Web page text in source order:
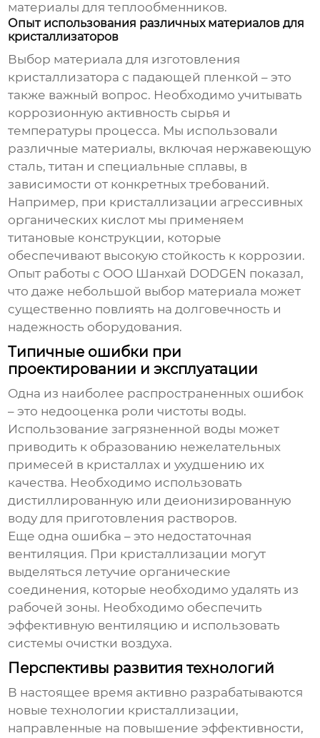
материалы для теплообменников.
Опыт использования различных материалов для
кристаллизаторов
Выбор материала для изготовления
кристаллизатора с падающей пленкой – это
также важный вопрос. Необходимо учитывать
коррозионную активность сырья и
температуры процесса. Мы использовали
различные материалы, включая нержавеющую
сталь, титан и специальные сплавы, в
зависимости от конкретных требований.
Например, при кристаллизации агрессивных
органических кислот мы применяем
титановые конструкции, которые
обеспечивают высокую стойкость к коррозии.
Опыт работы с ООО Шанхай DODGEN показал,
что даже небольшой выбор материала может
существенно повлиять на долговечность и
надежность оборудования.
Типичные ошибки при
проектировании и эксплуатации
Одна из наиболее распространенных ошибок
– это недооценка роли чистоты воды.
Использование загрязненной воды может
приводить к образованию нежелательных
примесей в кристаллах и ухудшению их
качества. Необходимо использовать
дистиллированную или деионизированную
воду для приготовления растворов.
Еще одна ошибка – это недостаточная
вентиляция. При кристаллизации могут
выделяться летучие органические
соединения, которые необходимо удалять из
рабочей зоны. Необходимо обеспечить
эффективную вентиляцию и использовать
системы очистки воздуха.
Перспективы развития технологий
В настоящее время активно разрабатываются
новые технологии кристаллизации,
направленные на повышение эффективности,